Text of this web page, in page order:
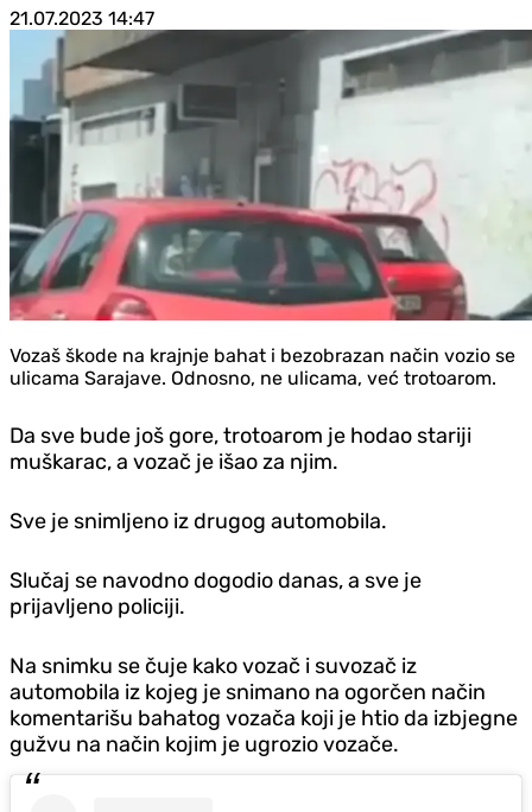
21.07.2023 14:47
Vozaš škode na krajnje bahat i bezobrazan način vozio se
ulicama Sarajave. Odnosno, ne ulicama, već trotoarom.
Da sve bude još gore, trotoarom je hodao stariji
muškarac, a vozač je išao za njim.
Sve je snimljeno iz drugog automobila.
Slučaj se navodno dogodio danas, a sve je
prijavljeno policiji.
Na snimku se čuje kako vozač i suvozač iz
automobila iz kojeg je snimano na ogorčen način
komentarišu bahatog vozača koji je htio da izbjegne
gužvu na način kojim je ugrozio vozače.